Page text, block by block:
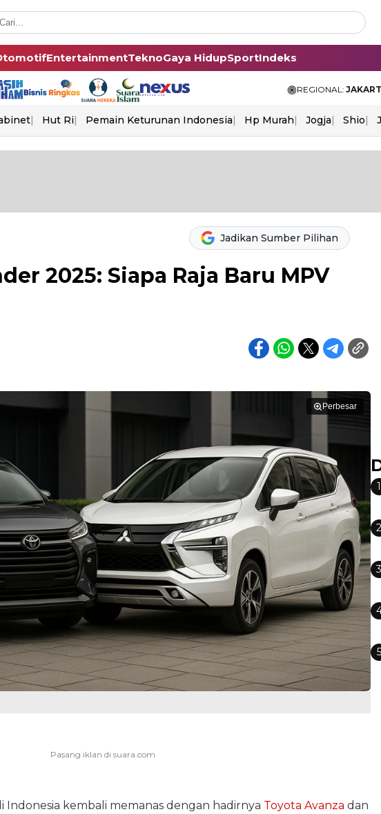
EntertainmentTeknoGaya HidupSportIndeks
REGIONAL:
Hut Ri Pemain Keturunan Indonesia Hp Murah Jogja Shio
Jadikan Sumber Pilihan
2025: Siapa Raja Baru MPV
Perbesar
Indonesia kembali memanas dengan hadirnya Toyota Avanza dan
1
2
3
5